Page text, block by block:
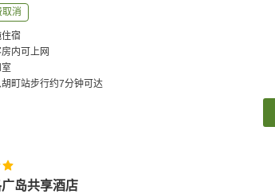
取消
住宿
内可上网
室
胡町站步行约7分钟可达
广岛共享酒店